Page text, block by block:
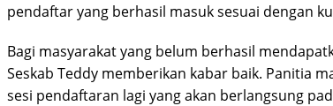
pendaftar yang berhasil masuk sesuai dengan
Bagi masyarakat yang belum berhasil
Seskab Teddy memberikan kabar baik. Panitia
sesi pendaftaran lagi yang akan berlangsung